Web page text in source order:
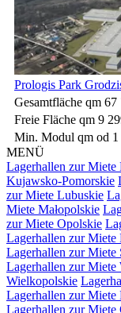
Prologis Park
Gesamtfläche qm 67
Freie Fläche qm 9
Min. Modul qm od
MENÜ
Lagerhallen zur Miete
Kujawsko-Pomorskie
zur Miete Lubuskie
Miete Małopolskie
zur Miete Opolskie
Lagerhallen zur Miete
Lagerhallen zur Miete
Lagerhallen zur Miete
Wielkopolskie
Lagerhallen zur Miete
Lagerhallen zur Miete